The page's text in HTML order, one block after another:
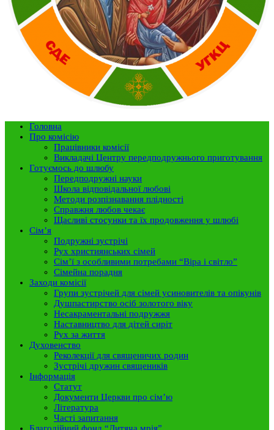
Головна
Про комісію
Працівники комісії
Викладачі Центру передподружнього приготування
Готуємось до шлюбу
Передподружні науки
Школа відповідальної любові
Методи розпізнавання плідності
Справжня любов чекає
Щасливі стосунки та їх продовження у шлюбі
Сім’я
Подружні зустрічі
Рух християнських сімей
Сім’ї з особливими потребами “Віра і світло”
Сімейна порадня
Заходи комісії
Групи зустрічей для сімей усиновителів та опікунів
Душпастирство осіб золотого віку
Несакраментальні подружжя
Наставництво для дітей сиріт
Рух за життя
Духовенство
Реколекції для священичих родин
Зустрічі дружин священиків
Інформація
Статут
Документи Церкви про сім’ю
Література
Часті запитання